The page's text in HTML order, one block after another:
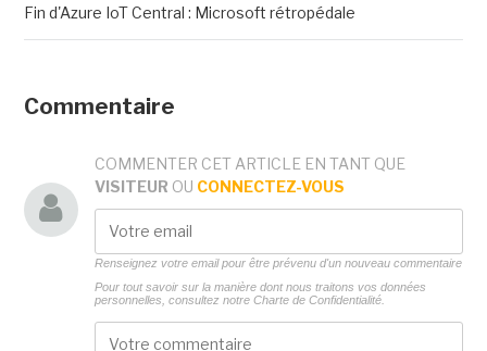
Fin d'Azure IoT Central : Microsoft rétropédale
Commentaire
COMMENTER CET ARTICLE EN TANT QUE
VISITEUR OU CONNECTEZ-VOUS
Renseignez votre email pour être prévenu d'un nouveau commentaire
Pour tout savoir sur la manière dont nous traitons vos données
personnelles, consultez notre Charte de Confidentialité.